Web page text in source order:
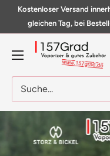
DirektKostenloser Versand
gleichen Tag, bei
157Grad